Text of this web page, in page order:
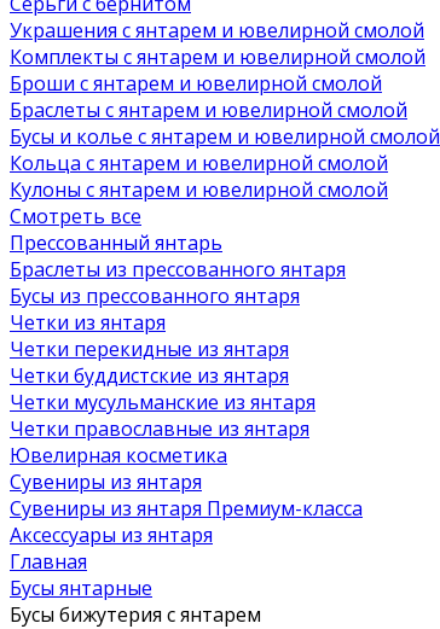
Украшения с янтарем и ювелирной смолой
Комплекты с янтарем и ювелирной смолой
Броши с янтарем и ювелирной смолой
Браслеты с янтарем и ювелирной смолой
Бусы и колье с янтарем и ювелирной смолой
Кольца с янтарем и ювелирной смолой
Кулоны с янтарем и ювелирной смолой
Смотреть все
Прессованный янтарь
Браслеты из прессованного янтаря
Бусы из прессованного янтаря
Четки из янтаря
Четки перекидные из янтаря
Четки буддистские из янтаря
Четки мусульманские из янтаря
Четки православные из янтаря
Ювелирная косметика
Сувениры из янтаря
Сувениры из янтаря Премиум-класса
Аксессуары из янтаря
Главная
Бусы янтарные
Бусы бижутерия с янтарем